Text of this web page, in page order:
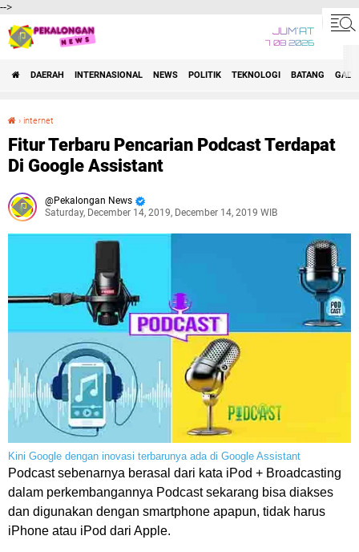
-->
JUM'AT
7 08 2026
DAERAH INTERNASIONAL NEWS POLITIK TEKNOLOGI BATANG
› internet
Fitur Terbaru Pencarian Podcast Terdapat
Di Google Assistant
Pekalongan News
Saturday, December 14, 2019, December 14, 2019 WIB
Kini Google dengan inovasi terbarunya ada di Google Assistant
Podcastsebenarnya berasal dari kata iPod + Broadcasting
dalam perkembangannya Podcast sekarang bisa diakses
dan digunakan dengan smartphone apapun, tidak harus
iPhone atau iPod dari Apple.